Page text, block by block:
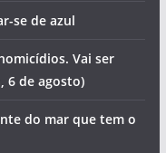
se de azul
Vai ser
6 de agosto)
do mar que tem o